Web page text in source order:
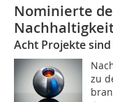
Nominierte
Acht Projekte
zu